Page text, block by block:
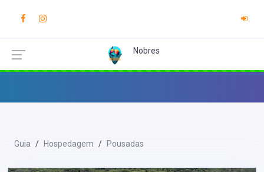
Nobres
Guia Hospedagem Pousadas